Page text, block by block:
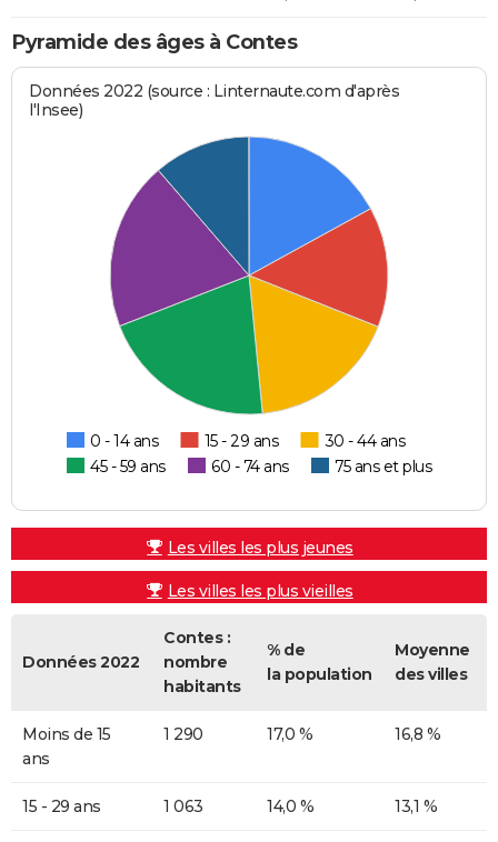
Pyramide des âges à Contes
Données 2022 (source : Linternaute.com d'après
l'Insee)
0 - 14 ans 15 - 29 ans
30 - 44 ans
45 - 59 ans
60 - 74 ans 75 ans et plus
Les villes les plus jeunes
Les villes les plus vieilles
Données 2022
Contes :
nombre
habitants
% de
la population
Moyenne
des villes
Moins de 15
ans
1 290 17,0 % 16,8 %
15 - 29 ans 1 063 14,0 % 13,1 %